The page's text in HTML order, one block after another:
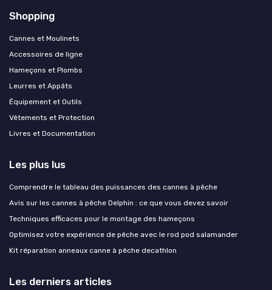
Shopping
Cannes et Moulinets
Accessoires de ligne
Hameçons et Plombs
Leurres et Appâts
Équipement et Outils
Vêtements et Protection
Livres et Documentation
Les plus lus
Comprendre le tableau des puissances des cannes à pêche
Avis sur les cannes à pêche Delphin : ce que vous devez savoir
Techniques efficaces pour le montage des hameçons
Optimisez votre expérience de pêche avec le rod pod salamander
Kit réparation anneaux canne à pêche decathlon
Les derniers articles